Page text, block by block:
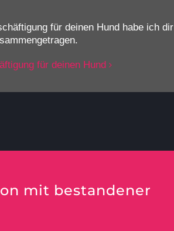
für deinen Hund habe ich dir
für deinen Hund
mit bestandener